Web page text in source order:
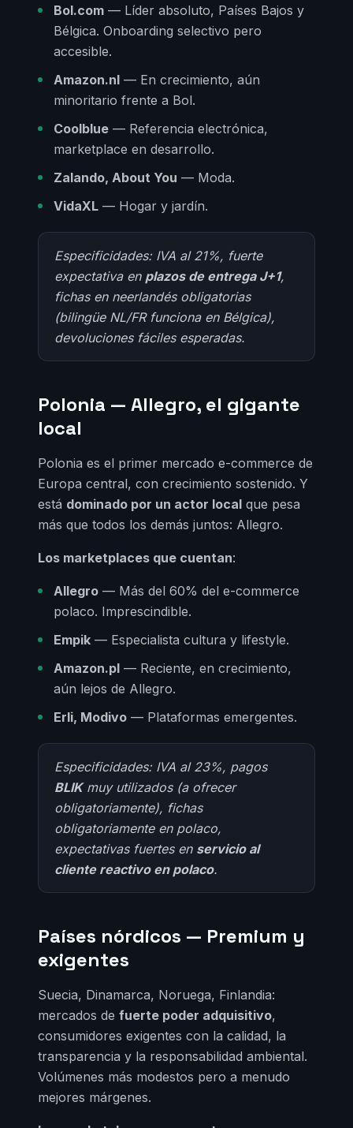
Bol.com — Líder absoluto, Países Bajos y
Bélgica. Onboarding selectivo pero
accesible.
Amazon.nl — En crecimiento, aún
minoritario frente a Bol.
Coolblue — Referencia electrónica,
marketplace en desarrollo.
Zalando, About You — Moda.
VidaXL — Hogar y jardín.
Especificidades: IVA al 21%, fuerte
expectativa en plazos de entrega J+1,
fichas en neerlandés obligatorias
(bilingüe NL/FR funciona en Bélgica),
devoluciones fáciles esperadas.
Polonia — Allegro, el gigante
local
Polonia es el primer mercado e-commerce de
Europa central, con crecimiento sostenido. Y
está dominado por un actor local que pesa
más que todos los demás juntos: Allegro.
Los marketplaces que cuentan:
Allegro — Más del 60% del e-commerce
polaco. Imprescindible.
Empik — Especialista cultura y lifestyle.
Amazon.pl — Reciente, en crecimiento,
aún lejos de Allegro.
Erli, Modivo — Plataformas emergentes.
Especificidades: IVA al 23%, pagos
BLIKmuy utilizados (a ofrecer
obligatoriamente), fichas
obligatoriamente en polaco,
expectativas fuertes en servicio al
cliente reactivo en polaco.
Países nórdicos — Premium y
exigentes
Suecia, Dinamarca, Noruega, Finlandia:
mercados de fuerte poder adquisitivo,
consumidores exigentes con la calidad, la
transparencia y la responsabilidad ambiental.
Volúmenes más modestos pero a menudo
mejores márgenes.